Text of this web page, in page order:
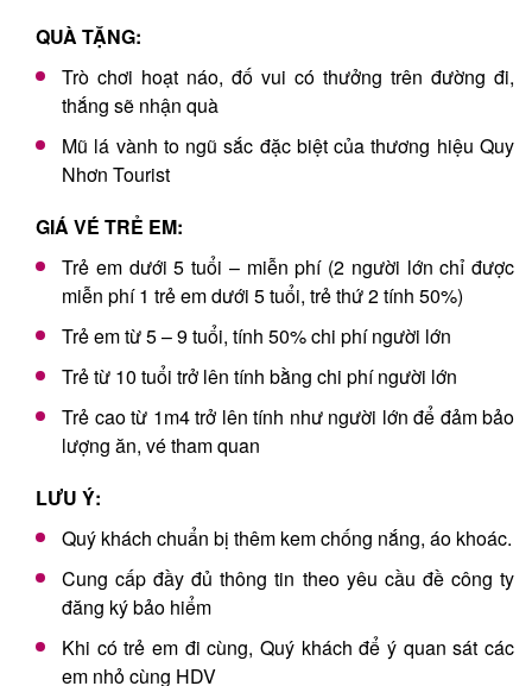
QUÀ TẶNG:
Trò chơi hoạt náo, đố vui có thưởng trên đường đi,
thắng sẽ nhận quà
Mũ lá vành to ngũ sắc đặc biệt của thương hiệu Quy
Nhơn Tourist
GIÁ VÉ TRẺ EM:
Trẻ em dưới 5 tuổi – miễn phí (2 người lớn chỉ được
miễn phí 1 trẻ em dưới 5 tuổi, trẻ thứ 2 tính 50%)
Trẻ em từ 5 – 9 tuổi, tính 50% chi phí người lớn
Trẻ từ 10 tuổi trở lên tính bằng chi phí người lớn
Trẻ cao từ 1m4 trở lên tính như người lớn để đảm bảo
lượng ăn, vé tham quan
LƯU Ý:
Quý khách chuẩn bị thêm kem chống nắng, áo khoác.
Cung cấp đầy đủ thông tin theo yêu cầu đề công ty
đăng ký bảo hiểm
Khi có trẻ em đi cùng, Quý khách để ý quan sát các
em nhỏ cùng HDV